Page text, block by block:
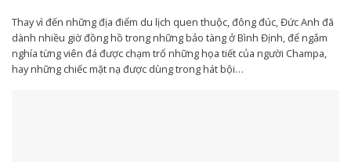
Thay vì đến những địa điểm du lịch quen thuộc, đông đúc, Đức Anh đã
dành nhiều giờ đồng hồ trong những bảo tàng ở Bình Định, để ngắm
nghía từng viên đá được chạm trổ những họa tiết của người Champa,
hay những chiếc mặt nạ được dùng trong hát bội…